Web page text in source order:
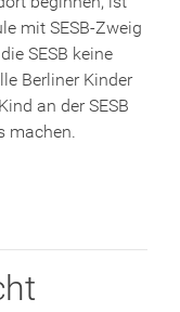
mit SESB-Zweig
SESB keine
Berliner Kinder
an der SESB
machen.